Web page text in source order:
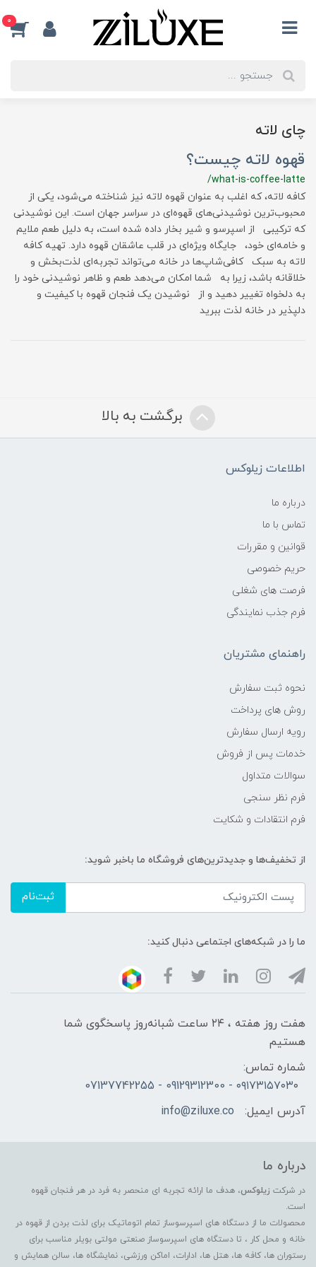
0
چای لاته
قهوه لاته چیست؟
/what-is-coffee-latte
کافه لاته، که اغلب به عنوان قهوه لاته نیز شناخته می‌شود، یکی از
محبوب‌ترین نوشیدنی‌های قهوه‌ای در سراسر جهان است. این نوشیدنی
که ترکیبی از اسپرسو و شیر بخار داده شده است، به دلیل طعم ملایم
و خامه‌ای خود، جایگاه ویژه‌ای در قلب عاشقان قهوه دارد. تهیه کافه
لاته به سبک کافی‌شاپ‌ها در خانه می‌تواند تجربه‌ای لذت‌بخش و
خلاقانه باشد، زیرا به شما امکان می‌دهد طعم و ظاهر نوشیدنی خود را
به دلخواه تغییر دهید و از نوشیدن یک فنجان قهوه با کیفیت و
دلپذیر در خانه لذت ببرید
برگشت به بالا
اطلاعات زیلوکس
درباره ما
تماس با ما
قوانین و مقررات
حریم خصوصی
فرصت های شغلی
فرم جذب نمایندگی
راهنمای مشتریان
نحوه ثبت سفارش
روش های پرداخت
رویه ارسال سفارش
خدمات پس از فروش
سوالات متداول
فرم نظر سنجی
فرم انتقادات و شکایت
از تخفیف‌ها و جدیدترین‌های فروشگاه ما باخبر شوید:
ثبت‌نام
ما را در شبکه‌های اجتماعی دنبال کنید:
هفت روز هفته ، ۲۴ ساعت شبانه‌روز پاسخگوی شما
هستیم
شماره تماس:
۰۹۱۷۳۱۵۷۰۳۰ - 09129312300 - 07137742255
آدرس ایمیل:
info@ziluxe.co
درباره ما
در شرکت زیلوکس، هدف ما ارائه تجربه ای منحصر به فرد در هر فنجان قهوه
است.
محصولات ما از دستگاه های اسپرسوساز تمام اتوماتیک برای لذت بردن از قهوه در
خانه و محل کار ، تا دستگاه های اسپرسوساز صنعتی مولتی بویلر مناسب برای
رستوران ها، کافه ها، هتل ها، ادارات، اماکن ورزشی، نمایشگاه ها، سالن همایش و